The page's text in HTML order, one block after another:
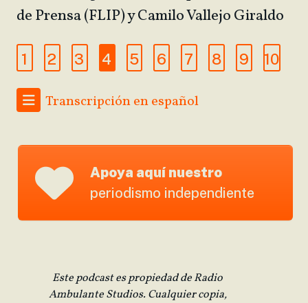
de Prensa (FLIP) y Camilo Vallejo Giraldo
1 2 3 4 5 6 7 8 9 10
Transcripción en español
Apoya aquí nuestro
periodismo independiente
Este podcast es propiedad de Radio
Ambulante Studios. Cualquier copia,